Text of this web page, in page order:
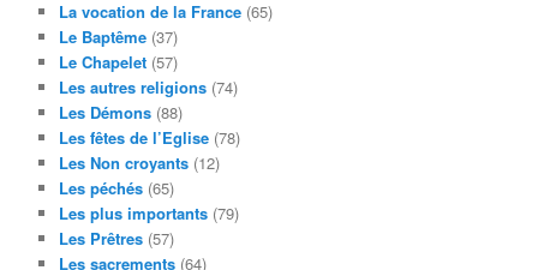
La vocation de la France (65)
Le Baptême (37)
Le Chapelet (57)
Les autres religions (74)
Les Démons (88)
Les fêtes de l’Eglise (78)
Les Non croyants (12)
Les péchés (65)
Les plus importants (79)
Les Prêtres (57)
Les sacrements (64)